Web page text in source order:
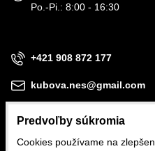
Po.-Pi.: 8:00 - 16:30
+421 908 872 177
kubova.nes@gmail.com
Predvoľby súkromia
Cookies používame na